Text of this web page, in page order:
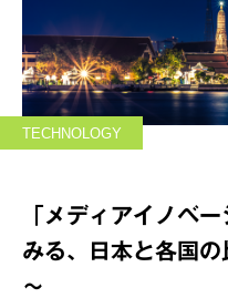
TECHNOLOGY
「メディアイノベ
みる、日本と各国
～